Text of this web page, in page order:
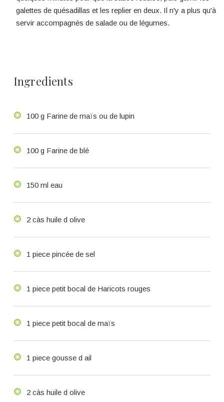
galettes de quésadillas et les replier en deux. Il n'y a plus qu'à
servir accompagnés de salade ou de légumes.
Ingredients
100 g Farine de maïs ou de lupin
100 g Farine de blé
150 ml eau
2 càs huile d olive
1 piece pincée de sel
1 piece petit bocal de Haricots rouges
1 piece petit bocal de maïs
1 piece gousse d ail
2 càs huile d olive